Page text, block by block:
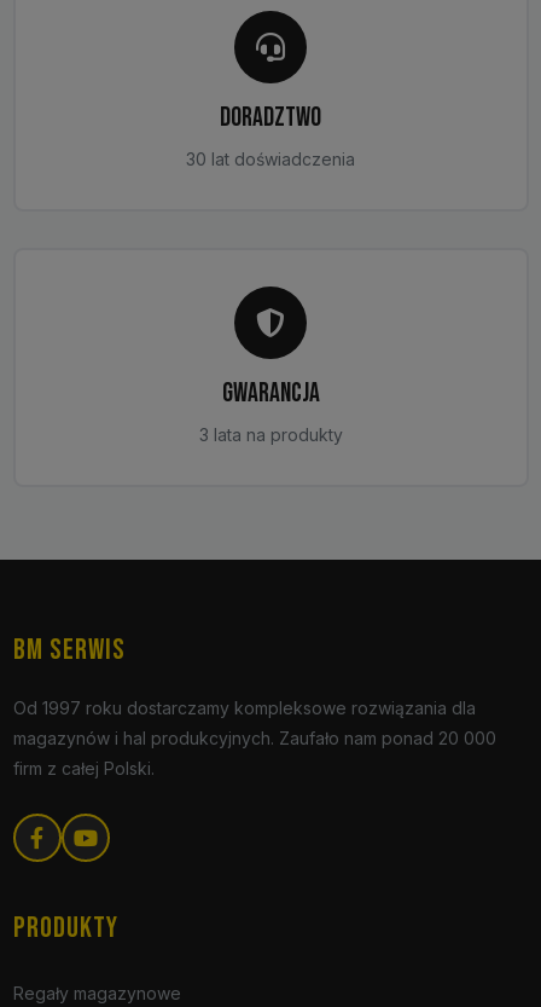
DORADZTWO
30 lat doświadczenia
GWARANCJA
3 lata na produkty
BM SERWIS
Od 1997 roku dostarczamy kompleksowe rozwiązania dla
magazynów i hal produkcyjnych. Zaufało nam ponad 20 000
firm z całej Polski.
PRODUKTY
Regały magazynowe